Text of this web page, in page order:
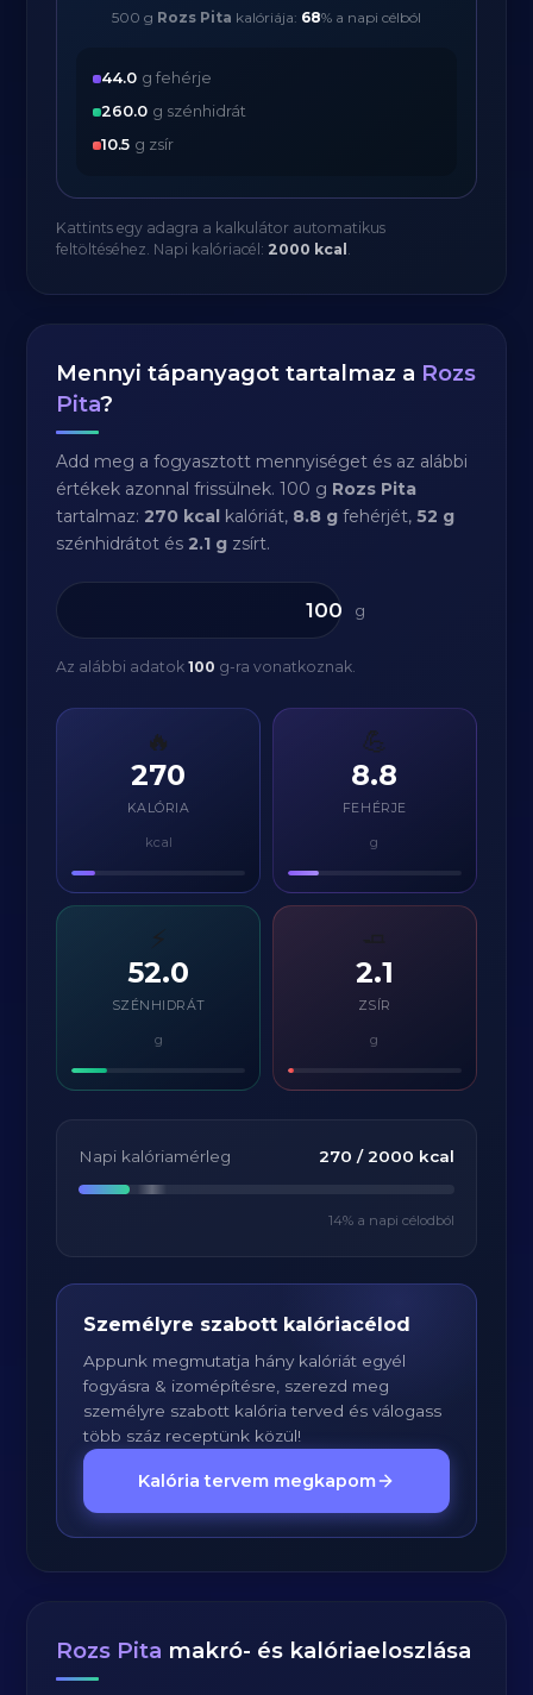
500 g Rozs Pita kalóriája: 68% a napi célból
44.0 g fehérje
260.0 g szénhidrát
10.5 g zsír
Kattints egy adagra a kalkulátor automatikus
feltöltéséhez. Napi kalóriacél: 2000 kcal .
Mennyi tápanyagot tartalmaz a Rozs
Pita?
Add meg a fogyasztott mennyiséget és az alábbi
értékek azonnal frissülnek. 100 g Rozs Pita
tartalmaz:270 kcal kalóriát, 8.8 g fehérjét,52 g
szénhidrátot és2.1 g zsírt.
g
Az alábbi adatok100 g-ra vonatkoznak.
🔥
270
KALÓRIA
kcal
💪
8.8
FEHÉRJE
g
⚡
52.0
SZÉNHIDRÁT
g
2.1
ZSÍR
g
Napi kalóriamérleg 270 / 2000 kcal
14% a napi célodból
Személyre szabott kalóriacélod
Appunk megmutatja hány kalóriát egyél
fogyásra & izomépítésre, szerezd meg
személyre szabott kalória terved és válogass
több száz receptünk közül!
Kalória tervem megkapom
Rozs Pita makró- és kalóriaeloszlása